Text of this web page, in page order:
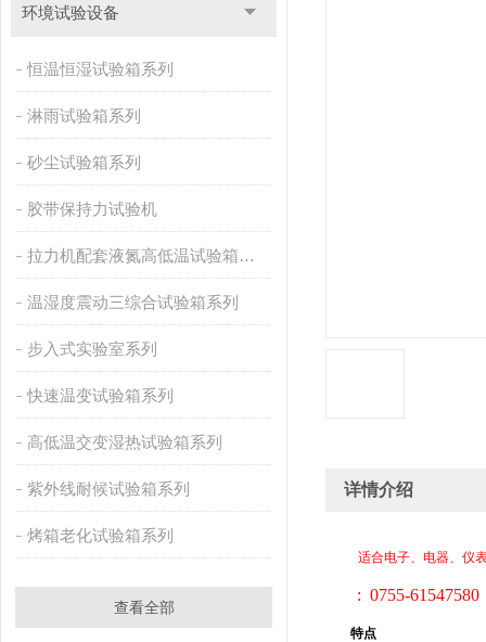
环境试验设备
恒温恒湿试验箱系列
淋雨试验箱系列
砂尘试验箱系列
胶带保持力试验机
拉力机配套液氮高低温试验箱系列
温湿度震动三综合试验箱系列
步入式实验室系列
快速温变试验箱系列
高低温交变湿热试验箱系列
紫外线耐候试验箱系列
烤箱老化试验箱系列
查看全部
详情介绍
适合电子、电器、仪
: 0755-
特点